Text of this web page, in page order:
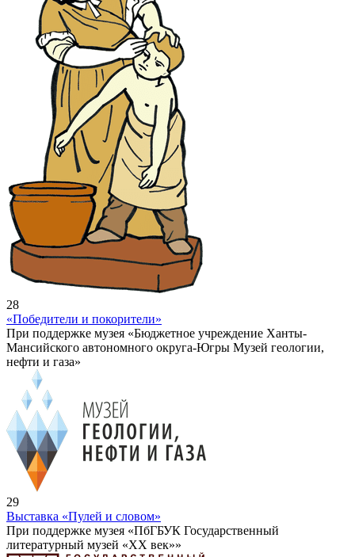
28
«Победители и покорители»
При поддержке музея «Бюджетное учреждение Ханты-
Мансийского автономного округа-Югры Музей геологии,
нефти и газа»
29
Выставка «Пулей и словом»
При поддержке музея «ПбГБУК Государственный
литературный музей «ХХ век»»